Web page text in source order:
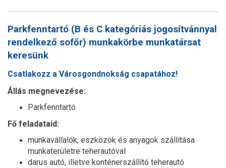
Parkfenntartó (B és C kategóriás jogosítvánnyal
rendelkező sofőr) munkakörbe munkatársat
keresünk
Csatlakozz a Városgondnokság csapatához!
Állás megnevezése:
Parkfenntartó
Fő feladataid:
munkavállalók, eszközök és anyagok szállítása
munkaterületre teherautóval
darus autó, illetve konténerszállító teherautó